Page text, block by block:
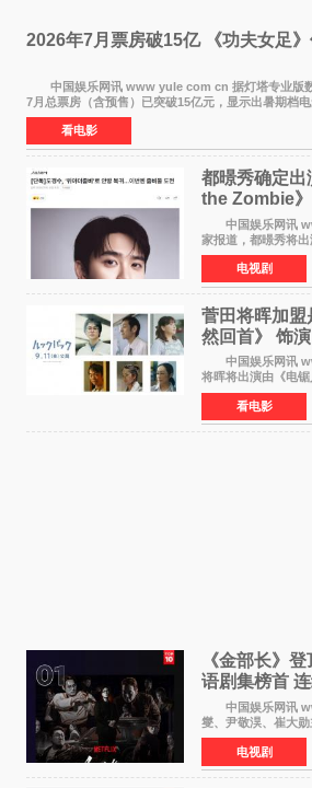
2026年7月票房破15亿 《功夫女足
中国娱乐网讯 www yule com cn 据灯塔专业版数
7月总票房（含预售）已突破15亿元，显示出暑期档
众多上映影片中，《功夫女足》《小黄人与大
看电影
都暻秀确定
the Zombie
喜剧
中国娱乐网讯 www
家报道，都暻秀将
Zombie》，在剧中
以往丧尸题材截然
《We Are t
电视剧
菅田将晖加盟
然回首》 饰
编辑
中国娱乐网讯
将晖将出演由《电
作漫画改编的电影《
演）。菅田饰演的
着完成的作品前去
看电影
《金部长》
语剧集榜首
中国娱乐网讯
燮、尹敬淏、崔大
长》持续席卷全球，
响。 15日，据
公布的数据，SBS
电视剧